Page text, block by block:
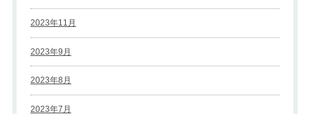
2023年11月
2023年9月
2023年8月
2023年7月